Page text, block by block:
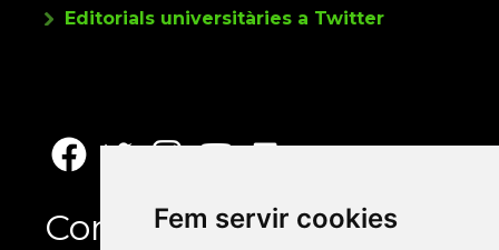
Fem servir cookies
Editorials universitàries a Twitter
Contacte